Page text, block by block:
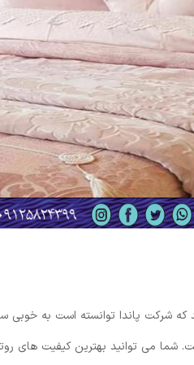
که شرکت پاندا توانسته است به
شما می توانید بهترین کیفیت های